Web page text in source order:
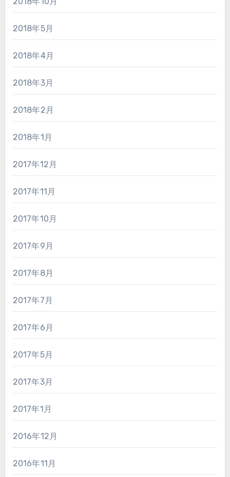
2018年5月
2018年4月
2018年3月
2018年2月
2018年1月
2017年12月
2017年11月
2017年10月
2017年9月
2017年8月
2017年7月
2017年6月
2017年5月
2017年3月
2017年1月
2016年12月
2016年11月